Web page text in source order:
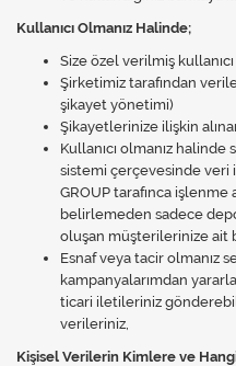
Kullanıcı Olmanız Halinde;
Size özel verilmiş
Şirketimiz tarafından
şikayet yönetimi)
Şikayetlerinize ilişkin
Kullanıcı olmanız halinde
sistemi çerçevesinde veri
GROUP tarafınca işlenme
belirlemeden sadece
oluşan müşterilerinize ait
Esnaf veya tacir olmanız
kampanyalarımdan
ticari iletileriniz
verileriniz,
Kişisel Verilerin Kimlere ve